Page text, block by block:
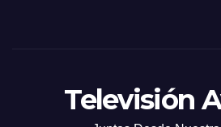
Televisión